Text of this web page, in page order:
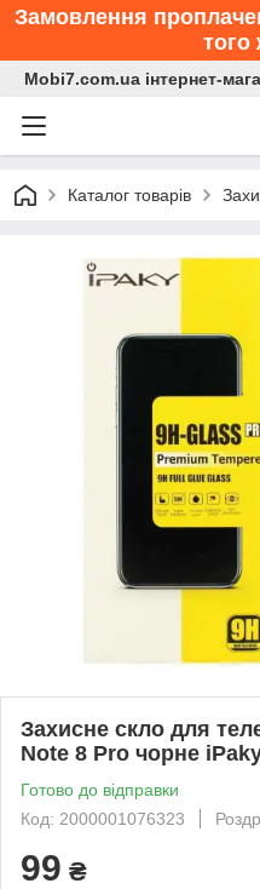
Замовлення
того
Mobi7.com.ua інтернет-
Каталог товарів
Захисне скло для
Note 8 Pro чорне
Готово до відправки
Код: 2000001076323
99 ₴